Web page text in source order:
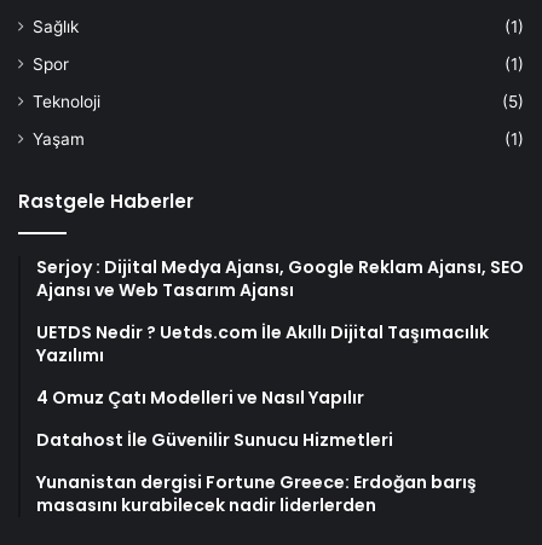
Sağlık
(1)
Spor
(1)
Teknoloji
(5)
Yaşam
(1)
Rastgele Haberler
Serjoy : Dijital Medya Ajansı, Google Reklam Ajansı, SEO
Ajansı ve Web Tasarım Ajansı
UETDS Nedir ? Uetds.com İle Akıllı Dijital Taşımacılık
Yazılımı
4 Omuz Çatı Modelleri ve Nasıl Yapılır
Datahost İle Güvenilir Sunucu Hizmetleri
Yunanistan dergisi Fortune Greece: Erdoğan barış
masasını kurabilecek nadir liderlerden